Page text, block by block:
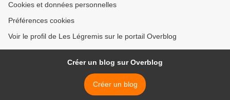
Cookies et données personnelles
Préférences cookies
Voir le profil de Les Légremis sur le portail Overblog
Créer un blog sur Overblog
Créer un blog